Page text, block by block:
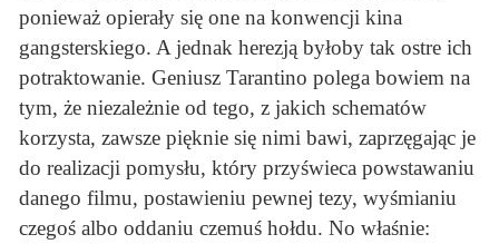
ponieważ opierały się one na konwencji kina
gangsterskiego. A jednak herezją byłoby tak ostre ich
potraktowanie. Geniusz Tarantino polega bowiem na
tym, że niezależnie od tego, z jakich schematów
korzysta, zawsze pięknie się nimi bawi, zaprzęgając je
do realizacji pomysłu, który przyświeca powstawaniu
danego filmu, postawieniu pewnej tezy, wyśmianiu
czegoś albo oddaniu czemuś hołdu. No właśnie: